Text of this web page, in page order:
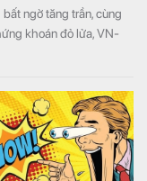
ngờ tăng trần, cùng
khoán đỏ lửa, VN-